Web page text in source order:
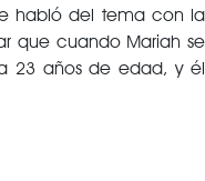
habló del tema con la
que cuando Mariah se
23 años de edad, y él